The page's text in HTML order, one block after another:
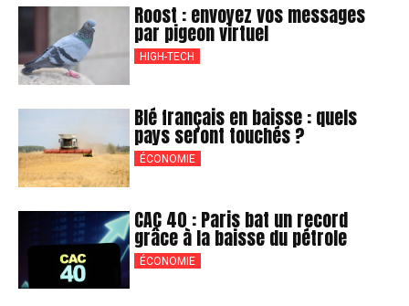
Roost : envoyez vos messages
par pigeon virtuel
HIGH-TECH
Blé français en baisse : quels
pays seront touchés ?
ÉCONOMIE
CAC 40 : Paris bat un record
grâce à la baisse du pétrole
ÉCONOMIE